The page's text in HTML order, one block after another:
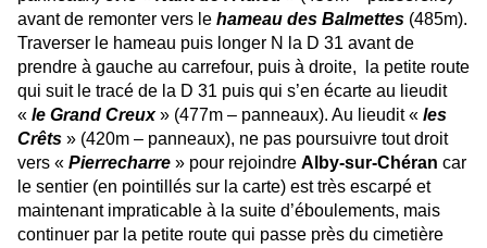
avant de remonter vers le hameau des Balmettes (485m).
Traverser le hameau puis longer N la D 31 avant de
prendre à gauche au carrefour, puis à droite, la petite route
qui suit le tracé de la D 31 puis qui s’en écarte au lieudit
« le Grand Creux» (477m – panneaux). Au lieudit « les
Crêts » (420m – panneaux), ne pas poursuivre tout droit
vers « Pierrecharre » pour rejoindre Alby-sur-Chéran car
le sentier (en pointillés sur la carte) est très escarpé et
maintenant impraticable à la suite d’éboulements, mais
continuer par la petite route qui passe près du cimetière